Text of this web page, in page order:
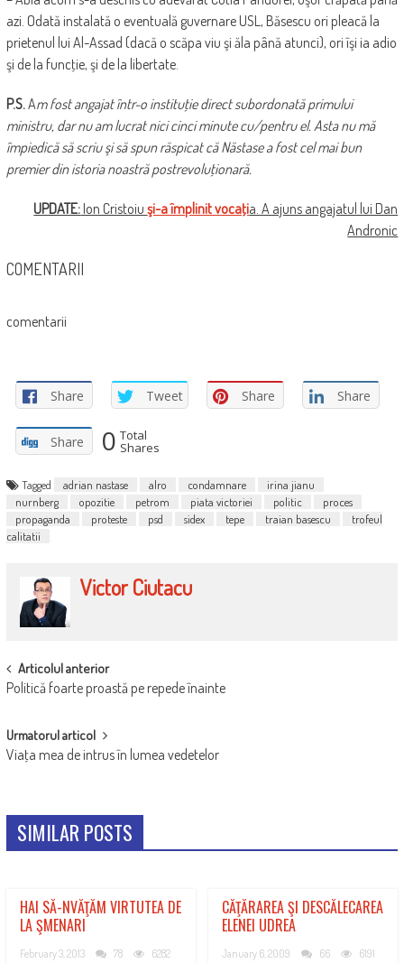
azi. Odată instalată o eventuală guvernare USL, Băsescu ori pleacă la
prietenul lui Al-Assad (dacă o scăpa viu şi ăla până atunci), ori îşi ia adio
şi de la funcţie, şi de la libertate.
P.S.Am fost angajat într-o instituţie direct subordonată primului
ministru, dar nu am lucrat nici cinci minute cu/pentru el. Asta nu mă
împiedică să scriu şi să spun răspicat că Năstase a fost cel mai bun
premier din istoria noastră postrevoluţionară.
UPDATE: Ion Cristoiuşi-a împlinit vocaţia. A ajuns angajatul lui Dan
Andronic
COMENTARII
comentarii
Share Tweet Share Share
Share 0 Total
Shares
Tagged adrian nastase alro condamnare
irina jianu
nurnberg
opozitie petrom piata victoriei politic
proces
propaganda
proteste psd sidex tepe traian basescu
trofeul
calitatii
Victor Ciutacu
POST
NAVIGATION
Articolul anterior
Politică foarte proastă pe repede înainte
Urmatorul articol
Viaţa mea de intrus în lumea vedetelor
SIMILAR POSTS
HAI SĂ-NVĂŢĂM VIRTUTEA DE
LA ŞMENARI
February 3, 2013 78 6282
CĂŢĂRAREA ŞI DESCĂLECAREA
ELENEI UDREA
January 6, 2009 66 6191